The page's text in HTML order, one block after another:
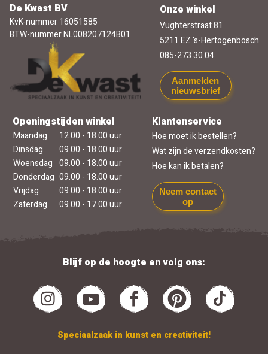
De Kwast BV
KvK-nummer 16051585
BTW-nummer NL008207124B01
Onze winkel
Vughterstraat 81
5211 EZ 's-Hertogenbosch
085-273 30 04
Aanmelden
nieuwsbrief
Openingstijden winkel
Maandag
12.00 - 18.00 uur
Dinsdag
09.00 - 18.00 uur
Woensdag 09.00 - 18.00 uur
Donderdag 09.00 - 18.00 uur
Vrijdag
09.00 - 18.00 uur
Zaterdag
09.00 - 17.00 uur
Klantenservice
Hoe moet ik bestellen?
Wat zijn de verzendkosten?
Hoe kan ik betalen?
Neem contact
op
Blijf op de hoogte en volg ons:
Speciaalzaak in kunst en creativiteit!